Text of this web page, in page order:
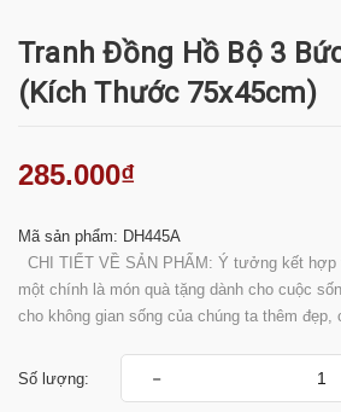
Tranh Đồng Hồ Bộ 3
(kích Thước 75x45cm)
285.000₫
Mã sản phẩm: DH445A
CHI TIẾT VỀ SẢN PHẨM: Ý tưởng kết hợp
một chính là món quà tặng dành cho cuộc
cho không gian sống của chúng ta thêm đẹp,
Số lượng: -